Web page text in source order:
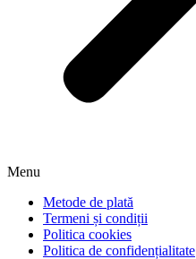
Menu
Metode de plată
Termeni și condiții
Politica cookies
Politica de confidențialitate